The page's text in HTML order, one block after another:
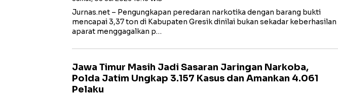
Jurnas.net – Pengungkapan peredaran narkotika dengan barang bukti
mencapai 3,37 ton di Kabupaten Gresik dinilai bukan sekadar keberhasilan
aparat menggagalkan p…
Jawa Timur Masih Jadi Sasaran Jaringan Narkoba,
Polda Jatim Ungkap 3.157 Kasus dan Amankan 4.061
Pelaku